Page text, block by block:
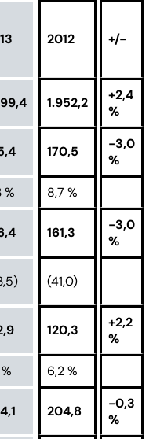
2012 +/-
1.952,2
+2,4
%
170,5
-3,0
%
% 8,7 %
161,3
-3,0
%
(41,0)
120,3
+2,2
%
6,2 %
204,8
-0,3
%